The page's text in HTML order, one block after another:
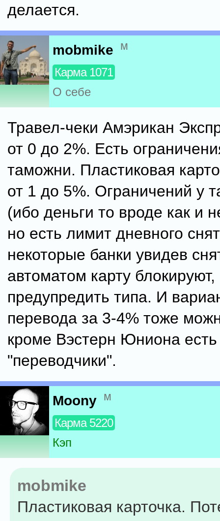
делается.
mobmike м
Карма 1071
О себе
Травел-чеки Амэрикан
от 0 до 2%. Есть
таможни. Пластиковая
от 1 до 5%. Ограничений у
(ибо деньги то вроде как и
но есть лимит дневного
некоторые банки увидев
автоматом карту
предупредить типа. И
перевода за 3-4% тоже
кроме Вэстерн Юниона
"переводчики".
Moony м
Карма 5220
Кэп
mobmike
Пластиковая карточка.